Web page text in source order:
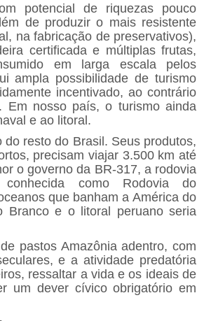
potencial de riquezas pouco
de produzir o mais resistente
na fabricação de preservativos),
certificada e múltiplas frutas,
em larga escala pelos
ampla possibilidade de turismo
incentivado, ao contrário
nosso país, o turismo ainda
e ao litoral.
do resto do Brasil. Seus produtos,
precisam viajar 3.500 km até
o governo da BR-317, a rodovia
conhecida como Rodovia do
que banham a América do
Branco e o litoral peruano seria
pastos Amazônia adentro, com
e a atividade predatória
ressaltar a vida e os ideais de
um dever cívico obrigatório em